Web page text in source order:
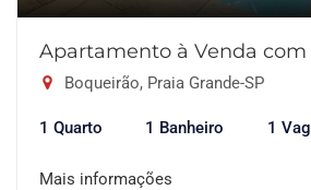
Apartamento à Venda com
Boqueirão, Praia Grande-SP
1 Quarto 1 Banheiro 1
Mais informações